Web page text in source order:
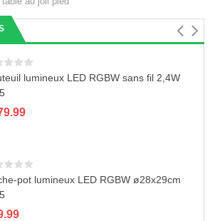
lumineux LED RGBW sans fil 2,4W
pot lumineux LED RGBW ø28x29cm